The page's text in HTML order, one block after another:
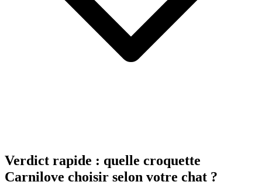
Verdict rapide : quelle croquette
Carnilove choisir selon votre chat ?